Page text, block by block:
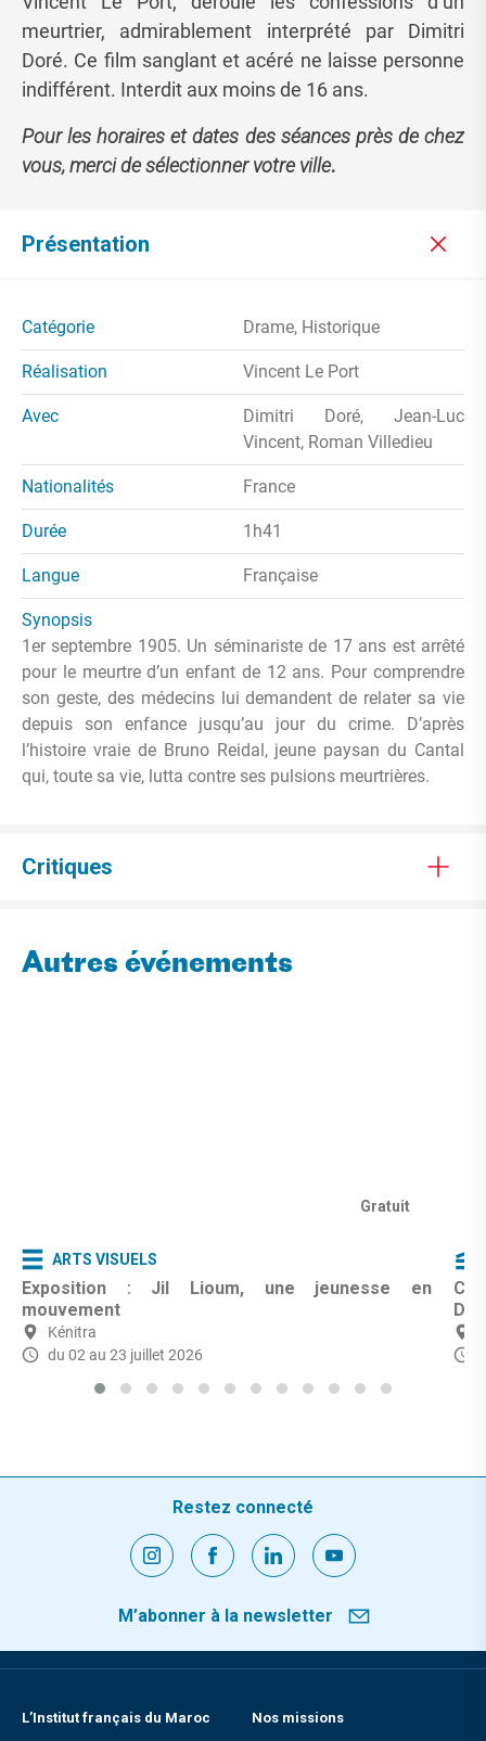
meurtrier, admirablement interprété par Dimitri
Doré. Ce film sanglant et acéré ne laisse personne
indifférent. Interdit aux moins de 16 ans.
Pour les horaires et dates des séances près de chez
vous, merci de sélectionner votre ville.
Présentation
Catégorie Drame, Historique
Réalisation Vincent Le Port
Avec
Dimitri Doré, Jean-Luc
Vincent, Roman Villedieu
Nationalités France
Durée 1h41
Langue Française
Synopsis
1er septembre 1905. Un séminariste de 17 ans est arrêté
pour le meurtre d’un enfant de 12 ans. Pour comprendre
son geste, des médecins lui demandent de relater sa vie
depuis son enfance jusqu’au jour du crime. D’après
l’histoire vraie de Bruno Reidal, jeune paysan du Cantal
qui, toute sa vie, lutta contre ses pulsions meurtrières.
Critiques
Autres événements
Gratuit
ARTS VISUELS
Exposition : Jil Lioum, une jeunesse en
mouvement
Kénitra
du 02 au 23 juillet 2026
Restez connecté
M’abonner à la newsletter
L’Institut français du Maroc Nos missions